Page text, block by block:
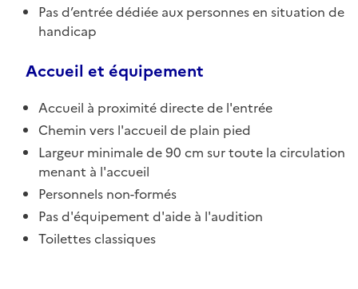
Pas d’entrée dédiée aux personnes en situation de
handicap
Accueil et équipement
Accueil à proximité directe de l'entrée
Chemin vers l'accueil de plain pied
Largeur minimale de 90 cm sur toute la circulation
menant à l'accueil
Personnels non-formés
Pas d'équipement d'aide à l'audition
Toilettes classiques